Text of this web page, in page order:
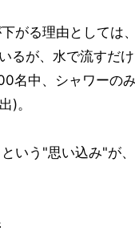
がる理由としては
るが、水で流すだ
名中、シャワーの
)。
いう"思い込み"が